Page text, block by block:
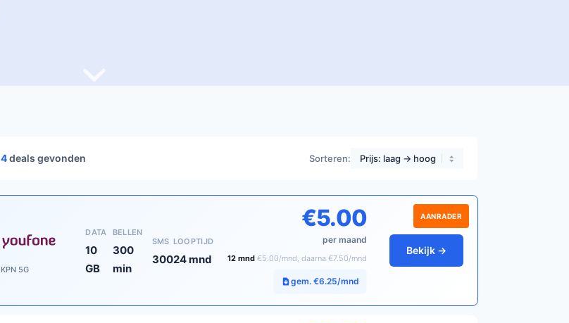
4deals gevonden Sorteren:
AANRADER
KPN 5G
DATA
10
GB
BELLEN
300
min
SMS
300
LOOPTIJD
24 mnd
€5.00
per maand
12 mnd €5.00/mnd, daarna €7.50/mnd
gem. €6.25/mnd
Bekijk →